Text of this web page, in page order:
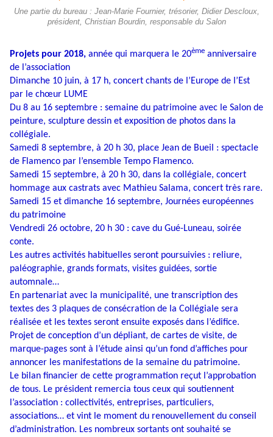
Une partie du bureau : Jean-Marie Fournier, trésorier, Didier Descloux,
président, Christian Bourdin, responsable du Salon
Projets pour 2018, année qui marquera le 20ème anniversaire
de l’association
Dimanche 10 juin, à 17 h, concert chants de l’Europe de l’Est
par le chœur LUME
Du 8 au 16 septembre : semaine du patrimoine avec le Salon de
peinture, sculpture dessin et exposition de photos dans la
collégiale.
Samedi 8 septembre, à 20 h 30, place Jean de Bueil : spectacle
de Flamenco par l’ensemble Tempo Flamenco.
Samedi 15 septembre, à 20 h 30, dans la collégiale, concert
hommage aux castrats avec Mathieu Salama, concert très rare.
Samedi 15 et dimanche 16 septembre, Journées européennes
du patrimoine
Vendredi 26 octobre, 20 h 30 : cave du Gué-Luneau, soirée
conte.
Les autres activités habituelles seront poursuivies : reliure,
paléographie, grands formats, visites guidées, sortie
automnale…
En partenariat avec la municipalité, une transcription des
textes des 3 plaques de consécration de la Collégiale sera
réalisée et les textes seront ensuite exposés dans l’édifice.
Projet de conception d’un dépliant, de cartes de visite, de
marque-pages sont à l’étude ainsi qu’un fond d’affiches pour
annoncer les manifestations de la semaine du patrimoine.
Le bilan financier de cette programmation reçut l’approbation
de tous. Le président remercia tous ceux qui soutiennent
l’association : collectivités, entreprises, particuliers,
associations… et vint le moment du renouvellement du conseil
d’administration. Les nombreux sortants ont souhaité se